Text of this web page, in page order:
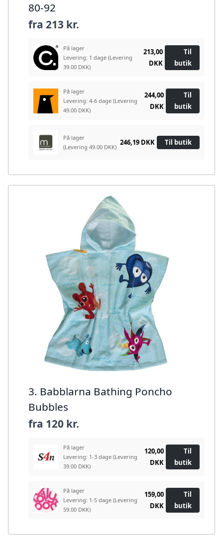
80-92
fra 213 kr.
På lager
Levering: 1 dage (Levering
39.00 DKK)
213,00
DKK
Til
butik
På lager
Levering: 4-6 dage (Levering
49.00 DKK)
244,00
DKK
Til
butik
På lager
(Levering 49.00 DKK)
246,19 DKK Til butik
3. Babblarna Bathing Poncho
Bubbles
fra 120 kr.
På lager
Levering: 1-3 dage (Levering
39.00 DKK)
120,00
DKK
Til
butik
På lager
Levering: 1-5 dage (Levering
59.00 DKK)
159,00
DKK
Til
butik